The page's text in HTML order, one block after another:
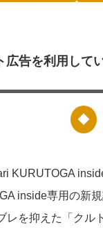
告を利用して
KURUTOGA
inside専用の新
レを抑えた「クル